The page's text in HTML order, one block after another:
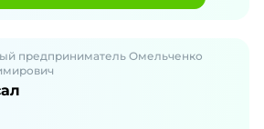
предприниматель Омельченко